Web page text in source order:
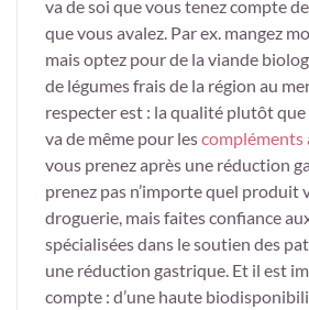
va de soi que vous tenez compte
que vous avalez. Par ex. mangez
mais optez pour de la viande
de légumes frais de la région au
respecter est : la qualité plutôt
va de même pour lescompléments
vous prenez après une réduction
prenez pas n’importe quel produit
droguerie, mais faites confiance
spécialisées dans le soutien des
une réduction gastrique. Et il est
compte : d’une haute